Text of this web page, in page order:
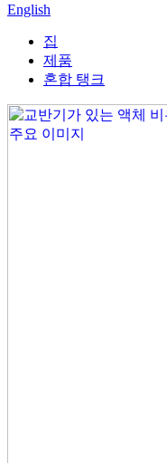
English
집
제품
혼합 탱크